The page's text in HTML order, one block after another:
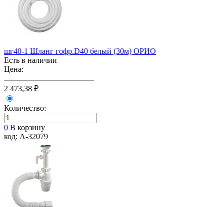
шг40-1 Шланг гофр.D40 белый (30м) ОРИО
Есть в наличии
Цена:
.............................................
2 473,38 ₽
Количество:
0 В корзину
код: А-32079